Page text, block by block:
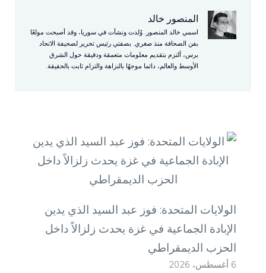
المنصور خالد
اسمي خالد المنصور. وُلدت ونشأت في سوريا، وقد أصبحت مولعًا
بفن الصحافة منذ صغري. بصفتي رئيس تحرير لصحيفة الاتحاد
برس، ألتزم بتقديم معلومات متعمقة ودقيقة حول الشرق
الأوسط والعالم، دائما موجهًا بالنزاهة والتزام ثابت بالحقيقة.
الولايات المتحدة: فوز عبد السيد الذي يدين
الإبادة الجماعية في غزة يحدث زلزالاً داخل
الحزب الديمقراطي
6 أغسطس، 2026